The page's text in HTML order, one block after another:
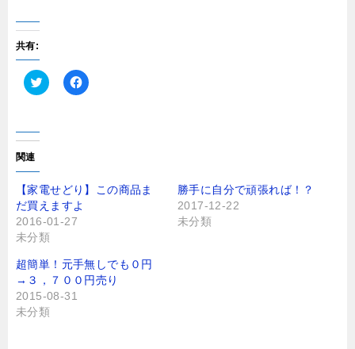
共有:
ク
し
て
T
i
t
t
e
r
で
共
(
新
し
い
ウ
ィ
ン
F
共
有
す
る
に
リ
ッ
ク
し
て
関連
【家電せどり】この商品ま
だ買えますよ
2016-01-27
未分類
勝手に自分で頑張れば！？
2017-12-22
未分類
超簡単！元手無しでも０円
→３，７００円売り
2015-08-31
未分類